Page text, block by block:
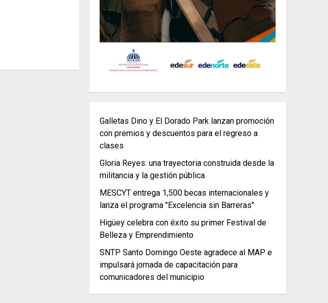
Galletas Dino y El Dorado Park lanzan promoción
con premios y descuentos para el regreso a
clases
Gloria Reyes: una trayectoria construida desde la
militancia y la gestión pública
MESCYT entrega 1,500 becas internacionales y
lanza el programa "Excelencia sin Barreras"
Higüey celebra con éxito su primer Festival de
Belleza y Emprendimiento
SNTP Santo Domingo Oeste agradece al MAP e
impulsará jornada de capacitación para
comunicadores del municipio